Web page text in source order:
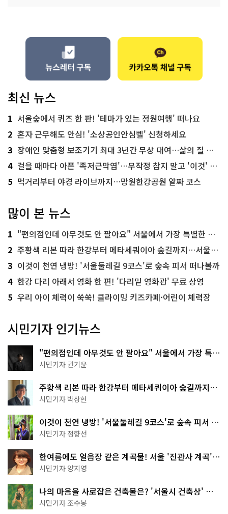
최신 뉴스
1 서울숲에서 퀴즈 한 판! '테마가 있는 정원여행' 떠나요
2 혼자 근무해도 안심! '소상공인안심벨' 신청하세요
3 장애인 맞춤형 보조기기 최대 3년간 무상 대여…삶의 질 높인다
4 걸을 때마다 아픈 '족저근막염'…무작정 참지 말고 '이것' 해보세요!
5 먹거리부터 야경 라이브까지…망원한강공원 알짜 코스
많이 본 뉴스
1 "편의점인데 아무것도 안 팔아요" 서울에서 가장 특별한 편의점의 정체
2 주황색 리본 따라 한강부터 메타세쿼이아 숲길까지…서울둘레길 15코스
3 이것이 천연 냉방! '서울둘레길 9코스'로 숲속 피서 떠나볼까
4 한강 다리 아래서 영화 한 편! '다리밑 영화관' 무료 상영
5 우리 아이 체력이 쑥쑥! 클라이밍 키즈카페·어린이 체력장
시민기자 인기뉴스
"편의점인데 아무것도 안 팔아요" 서울에서 가장 특별
한 편의점의 정체
시민기자 권기윤
주황색 리본 따라 한강부터 메타세쿼이아 숲길까지…
서울둘레길 15코스
시민기자 박상현
이것이 천연 냉방! '서울둘레길 9코스'로 숲속 피서 떠
나볼까
시민기자 정향선
한여름에도 얼음장 같은 계곡물! 서울 '진관사 계곡'이
천국이네~
시민기자 양지영
나의 마음을 사로잡은 건축물은? '서울시 건축상' 수
상작 공개!
시민기자 조수봉